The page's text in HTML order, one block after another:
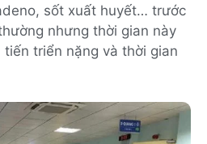
sốt xuất huyết… trước
nhưng thời gian này
triển nặng và thời gian